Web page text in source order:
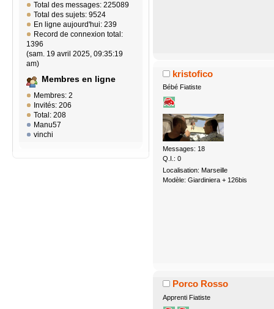
Total des messages: 225089
Total des sujets: 9524
En ligne aujourd'hui: 239
Record de connexion total:
1396
(sam. 19 avril 2025, 09:35:19
am)
Membres en ligne
Membres: 2
Invités: 206
Total: 208
Manu57
vinchi
kristofico
Bébé Fiatiste
Messages: 18
Q.I.: 0
Localisation: Marseille
Modèle: Giardiniera + 126bis
Porco Rosso
Apprenti Fiatiste